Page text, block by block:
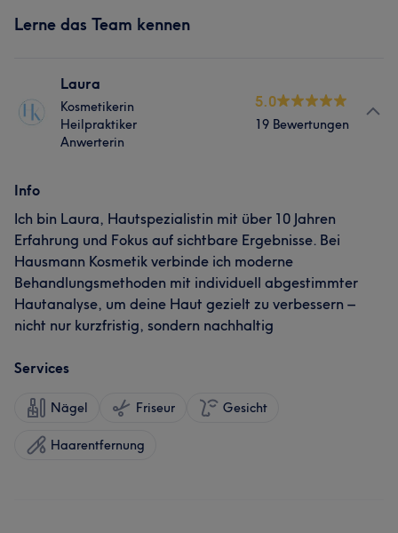
Lerne das Team kennen
Laura
Kosmetikerin
Heilpraktiker
Anwerterin
5.0
19 Bewertungen
Info
Ich bin Laura, Hautspezialistin mit über 10 Jahren
Erfahrung und Fokus auf sichtbare Ergebnisse. Bei
Hausmann Kosmetik verbinde ich moderne
Behandlungsmethoden mit individuell abgestimmter
Hautanalyse, um deine Haut gezielt zu verbessern –
nicht nur kurzfristig, sondern nachhaltig
Services
Nägel Friseur Gesicht
Haarentfernung